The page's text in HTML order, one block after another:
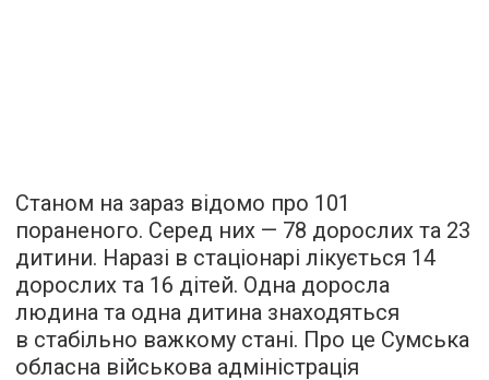
Станом на зараз відомо про 101
пораненого. Серед них — 78 дорослих та 23
дитини. Наразі в стаціонарі лікується 14
дорослих та 16 дітей. Одна доросла
людина та одна дитина знаходяться
в стабільно важкому стані. Про це Сумська
обласна військова адміністрація